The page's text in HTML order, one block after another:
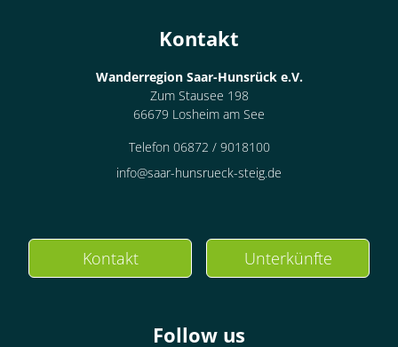
Kontakt
Wanderregion Saar-Hunsrück e.V.
Zum Stausee 198
66679 Losheim am See
Telefon 06872 / 9018100
info@saar-hunsrueck-steig.de
Kontakt Unterkünfte
Follow us